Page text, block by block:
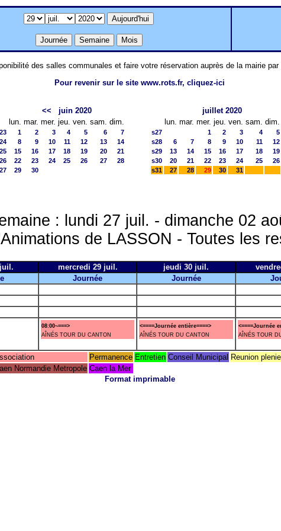
des salles communales et faire votre réservation auprès de la mairie par
Pour revenir sur le site www.rots.fr, cliquez-ici
<<
juin 2020
lun. mar. mer. jeu. ven. sam. dim.
1 2 3 4 5 6
7
8 9 10 11 12 13
14
15 16 17 18 19 20
21
22 23 24 25 26 27
28
29 30
juillet 2020
lun. mar. mer. jeu. ven. sam. dim.
s27 1 2 3 4
5
s28
6 7 8 9 10 11
12
s29
13 14 15 16 17 18
19
s30
20 21 22 23 24 25
26
s31
27 28 29 30 31
: lundi 27 juil. - dimanche 02
de LASSON - Toutes les
mercredi 29 juil. jeudi 30 juil.
Journée Journée
08:00~===>
AÎNÉS TOUR DU CANTON
<====Journée entière====>
AÎNÉS TOUR DU CANTON
<====Journée
AÎNÉS TOUR
Permanence Entretien Conseil Municipal Reunion
Normandie Metropole Caen la Mer
Format imprimable